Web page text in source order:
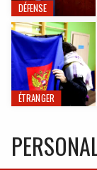
DÉFENSE
ÉTRANGER